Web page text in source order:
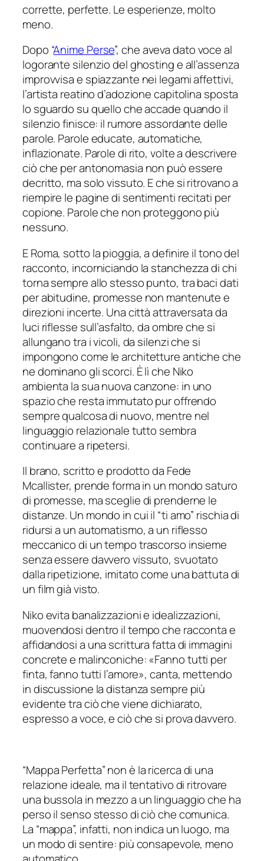
corrette, perfette. Le esperienze, molto
meno.
Dopo “Anime Perse”, che aveva dato voce al
logorante silenzio del ghosting e all’assenza
improvvisa e spiazzante nei legami affettivi,
l’artista reatino d’adozione capitolina sposta
lo sguardo su quello che accade quando il
silenzio finisce: il rumore assordante delle
parole. Parole educate, automatiche,
inflazionate. Parole di rito, volte a descrivere
ciò che per antonomasia non può essere
decritto, ma solo vissuto. E che si ritrovano a
riempire le pagine di sentimenti recitati per
copione. Parole che non proteggono più
nessuno.
E Roma, sotto la pioggia, a definire il tono del
racconto, incorniciando la stanchezza di chi
torna sempre allo stesso punto, tra baci dati
per abitudine, promesse non mantenute e
direzioni incerte. Una città attraversata da
luci riflesse sull’asfalto, da ombre che si
allungano tra i vicoli, da silenzi che si
impongono come le architetture antiche che
ne dominano gli scorci. È lì che Niko
ambienta la sua nuova canzone: in uno
spazio che resta immutato pur offrendo
sempre qualcosa di nuovo, mentre nel
linguaggio relazionale tutto sembra
continuare a ripetersi.
Il brano, scritto e prodotto da Fede
Mcallister, prende forma in un mondo saturo
di promesse, ma sceglie di prenderne le
distanze. Un mondo in cui il “ti amo” rischia di
ridursi a un automatismo, a un riflesso
meccanico di un tempo trascorso insieme
senza essere davvero vissuto, svuotato
dalla ripetizione, imitato come una battuta di
un film già visto.
Niko evita banalizzazioni e idealizzazioni,
muovendosi dentro il tempo che racconta e
affidandosi a una scrittura fatta di immagini
concrete e malinconiche: «Fanno tutti per
finta, fanno tutti l’amore», canta, mettendo
in discussione la distanza sempre più
evidente tra ciò che viene dichiarato,
espresso a voce, e ciò che si prova davvero.
“Mappa Perfetta” non è la ricerca di una
relazione ideale, ma il tentativo di ritrovare
una bussola in mezzo a un linguaggio che ha
perso il senso stesso di ciò che comunica.
La “mappa”, infatti, non indica un luogo, ma
un modo di sentire: più consapevole, meno